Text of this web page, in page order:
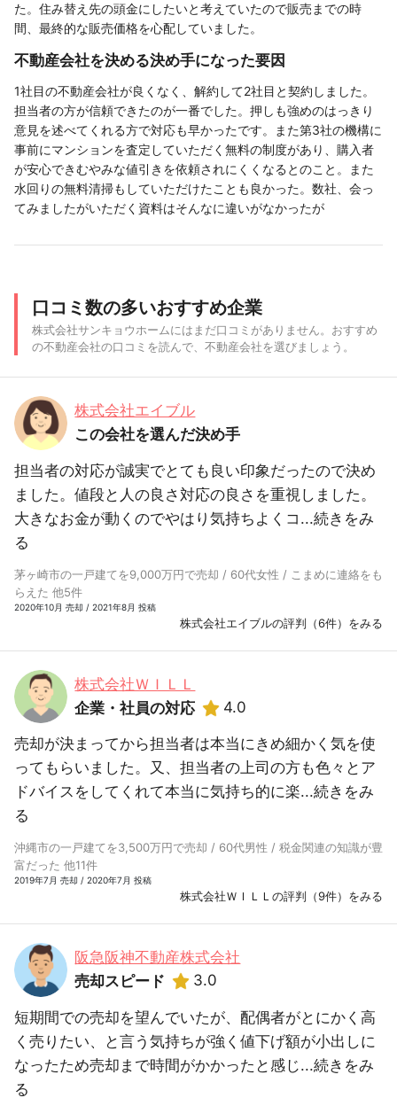
た。住み替え先の頭金にしたいと考えていたので販売までの時
間、最終的な販売価格を心配していました。
不動産会社を決める決め手になった要因
1社目の不動産会社が良くなく、解約して2社目と契約しました。
担当者の方が信頼できたのが一番でした。押しも強めのはっきり
意見を述べてくれる方で対応も早かったです。また第3社の機構に
事前にマンションを査定していただく無料の制度があり、購入者
が安心できむやみな値引きを依頼されにくくなるとのこと。また
水回りの無料清掃もしていただけたことも良かった。数社、会っ
てみましたがいただく資料はそんなに違いがなかったが
口コミ数の多いおすすめ企業
株式会社サンキョウホームにはまだ口コミがありません。おすすめ
の不動産会社の口コミを読んで、不動産会社を選びましょう。
株式会社エイブル
この会社を選んだ決め手
担当者の対応が誠実でとても良い印象だったので決め
ました。値段と人の良さ対応の良さを重視しました。
大きなお金が動くのでやはり気持ちよくコ...続きをみ
る
茅ヶ崎市の一戸建てを9,000万円で売却 / 60代女性 / こまめに連絡をも
らえた 他5件
2020年10月 売却 / 2021年8月 投稿
株式会社エイブルの評判（6件）をみる
株式会社ＷＩＬＬ
企業・社員の対応
4.0
売却が決まってから担当者は本当にきめ細かく気を使
ってもらいました。又、担当者の上司の方も色々とア
ドバイスをしてくれて本当に気持ち的に楽...続きをみ
る
沖縄市の一戸建てを3,500万円で売却 / 60代男性 / 税金関連の知識が豊
富だった 他11件
2019年7月 売却 / 2020年7月 投稿
株式会社ＷＩＬＬの評判（9件）をみる
阪急阪神不動産株式会社
売却スピード
3.0
短期間での売却を望んでいたが、配偶者がとにかく高
く売りたい、と言う気持ちが強く値下げ額が小出しに
なったため売却まで時間がかかったと感じ...続きをみ
る